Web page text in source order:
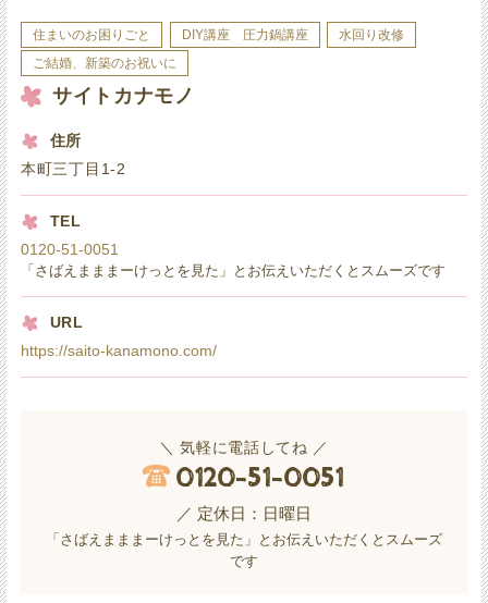
住まいのお困りごと DIY講座 圧力鍋講座
水回り改修
ご結婚、新築のお祝いに
サイトカナモノ
住所
本町三丁目1-2
TEL
0120-51-0051
「さばえまままーけっとを見た」とお伝えいただくとスムーズです
URL
https://saito-kanamono.com/
＼ 気軽に電話してね ／
0120-51-0051
／ 定休日：日曜日
「さばえまままーけっとを見た」とお伝えいただくとスムーズ
です